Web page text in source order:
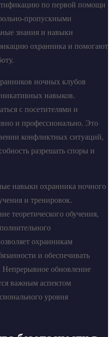
по первой помощи
пропускными
знания и навыки
охранника и помогают
ночных клубов
навыков.
с посетителями и
и профессионально. Это
конфликтных ситуаций,
разрешать споры и
навыки охранника ночного
и тренировок.
теоретического обучения,
охранникам
и обеспечивать
Непрерывное обновление
важным аспектом
уровня